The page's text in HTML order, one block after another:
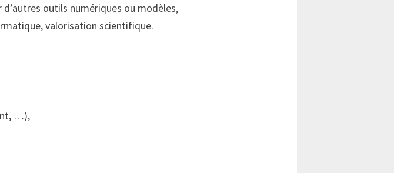
outils numériques ou modèles,
valorisation scientifique.
…),